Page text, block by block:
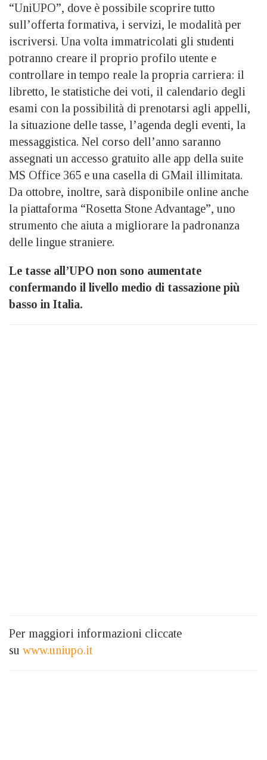
“UniUPO”, dove è possibile scoprire tutto
sull’offerta formativa, i servizi, le modalità per
iscriversi. Una volta immatricolati gli studenti
potranno creare il proprio profilo utente e
controllare in tempo reale la propria carriera: il
libretto, le statistiche dei voti, il calendario degli
esami con la possibilità di prenotarsi agli appelli,
la situazione delle tasse, l’agenda degli eventi, la
messaggistica. Nel corso dell’anno saranno
assegnati un accesso gratuito alle app della suite
MS Office 365 e una casella di GMail illimitata.
Da ottobre, inoltre, sarà disponibile online anche
la piattaforma “Rosetta Stone Advantage”, uno
strumento che aiuta a migliorare la padronanza
delle lingue straniere.
Le tasse all’UPO non sono aumentate
confermando il livello medio di tassazione più
basso in Italia.
Per maggiori informazioni cliccate
su www.uniupo.it